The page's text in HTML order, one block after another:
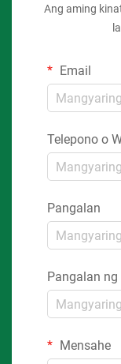
Ang aming
Email
Telepono o
Pangalan
Pangalan
Mensahe